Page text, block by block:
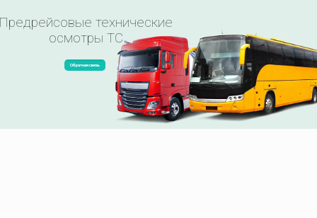
технические
осмотры ТС
Обратная связь